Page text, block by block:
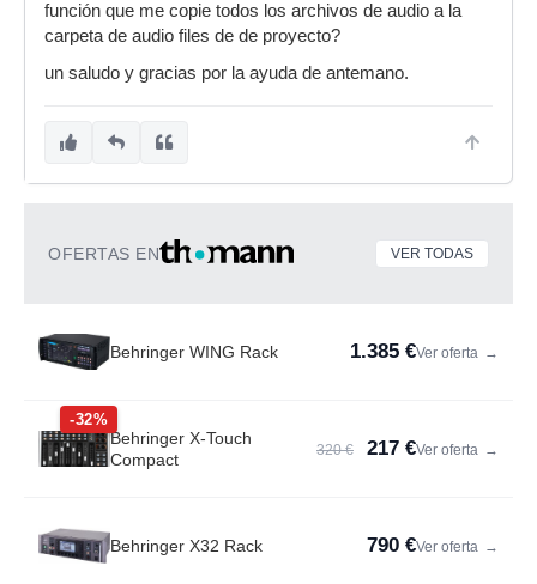
función que me copie todos los archivos de audio a la
carpeta de audio files de de proyecto?
un saludo y gracias por la ayuda de antemano.
OFERTAS EN VER TODAS
Behringer WING Rack 1.385 €Ver oferta →
-32%
Behringer X-Touch
Compact
320 € 217 €Ver oferta →
Behringer X32 Rack 790 €Ver oferta →